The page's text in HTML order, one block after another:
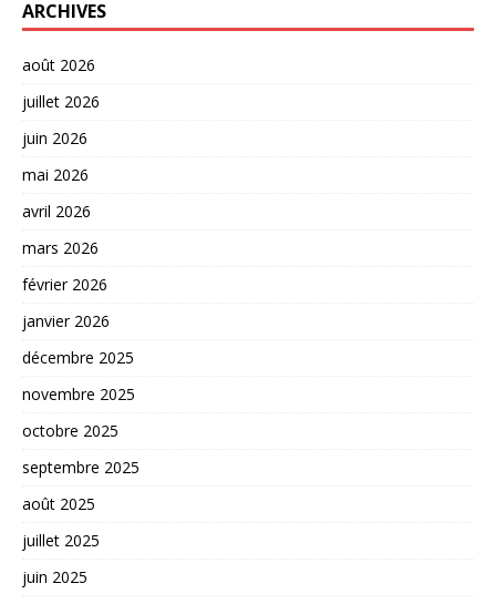
ARCHIVES
août 2026
juillet 2026
juin 2026
mai 2026
avril 2026
mars 2026
février 2026
janvier 2026
décembre 2025
novembre 2025
octobre 2025
septembre 2025
août 2025
juillet 2025
juin 2025